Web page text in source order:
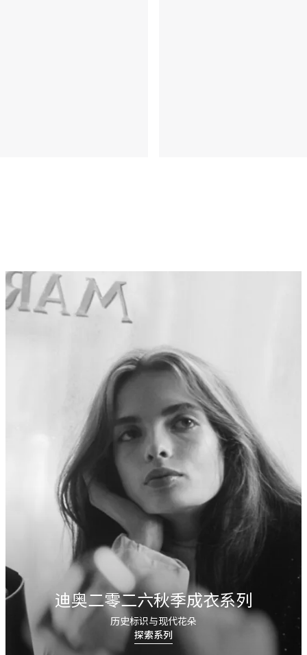
迪奥二零二六秋季成衣系列
历史标识与现代花朵
探索系列